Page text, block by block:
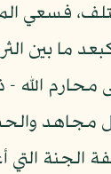
فسعي
ما بين
الله -
التي